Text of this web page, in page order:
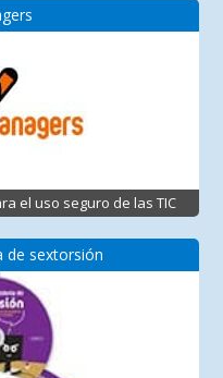
el uso seguro de las TIC
de sextorsión